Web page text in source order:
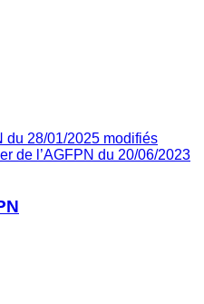
du 28/01/2025 modifiés
de l’AGFPN du 20/06/2023